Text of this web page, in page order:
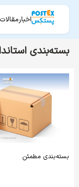
اخبارمقالات
بسته‌بندی
بسته‌بندی مطمئن